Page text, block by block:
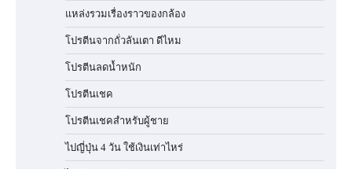
แหล่งรวมเรื่องราวของกล้อง
โปรตีนจากถั่วลันเตา ดีไหม
โปรตีนลดน้ำหนัก
โปรตีนเชค
โปรตีนเชคสำหรับผู้ชาย
ไปญี่ปุ่น 4 วัน ใช้เงินเท่าไหร่